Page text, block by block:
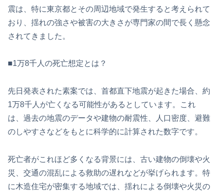
震は、特に東京都とその周辺地域で発生すると考えられて
おり、揺れの強さや被害の大きさが専門家の間で長く懸念
されてきました。
■1万8千人の死亡想定とは？
先日発表された素案では、首都直下地震が起きた場合、約
1万8千人が亡くなる可能性があるとしています。これ
は、過去の地震のデータや建物の耐震性、人口密度、避難
のしやすさなどをもとに科学的に計算された数字です。
死亡者がこれほど多くなる背景には、古い建物の倒壊や火
災、交通の混乱による救助の遅れなどが挙げられます。特
に木造住宅が密集する地域では、揺れによる倒壊や火災の